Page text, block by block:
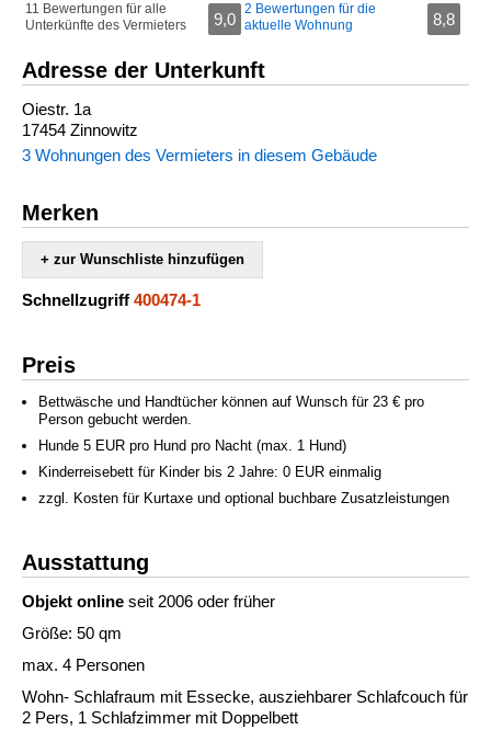
11 Bewertungen für alle
Unterkünfte des Vermieters
9,0
2 Bewertungen für die
aktuelle Wohnung
8,8
Adresse der Unterkunft
Oiestr. 1a
17454 Zinnowitz
3 Wohnungen des Vermieters in diesem Gebäude
Merken
+ zur Wunschliste hinzufügen
Schnellzugriff 400474-1
Preis
Bettwäsche und Handtücher können auf Wunsch für 23 € pro
Person gebucht werden.
Hunde 5 EUR pro Hund pro Nacht (max. 1 Hund)
Kinderreisebett für Kinder bis 2 Jahre: 0 EUR einmalig
zzgl. Kosten für Kurtaxe und optional buchbare Zusatzleistungen
Ausstattung
Objekt online seit 2006 oder früher
Größe: 50 qm
max. 4 Personen
Wohn- Schlafraum mit Essecke, ausziehbarer Schlafcouch für
2 Pers, 1 Schlafzimmer mit Doppelbett